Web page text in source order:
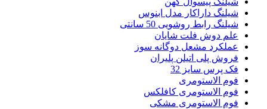
شیلنگ داراکار مدل ابنوس
شیلنگ رابط روشویی 50 سانتی
علم دوش فلت شایان
عملکرد مشعل دوگانه سوز
فروش پلی اتیلن پلیران
فک پرس سایز 32
فوم الاستومری
فوم الاستومری کافلکس
فوم الاستومری مشکی